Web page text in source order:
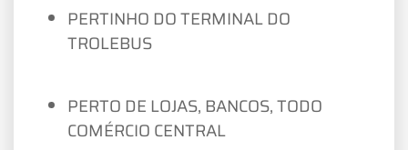
PERTINHO DO TERMINAL DO
TROLEBUS
PERTO DE LOJAS, BANCOS, TODO
COMÉRCIO CENTRAL